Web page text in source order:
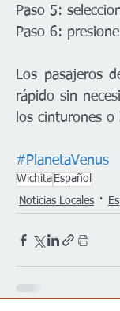
Paso 5:
Paso 6:
Los pasajeros
rápido sin
los cinturones o
#PlanetaVenus
Wichita Español
Noticias Locales